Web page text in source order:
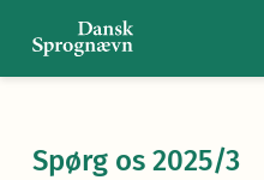
Spørg os 2025/3